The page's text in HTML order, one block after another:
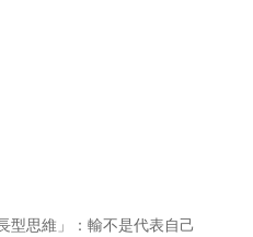
型思維」：輸不是代表自己